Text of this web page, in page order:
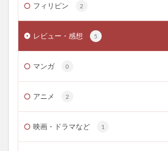
フィリピン 2
レビュー・感想 5
マンガ 0
アニメ 2
映画・ドラマなど 1